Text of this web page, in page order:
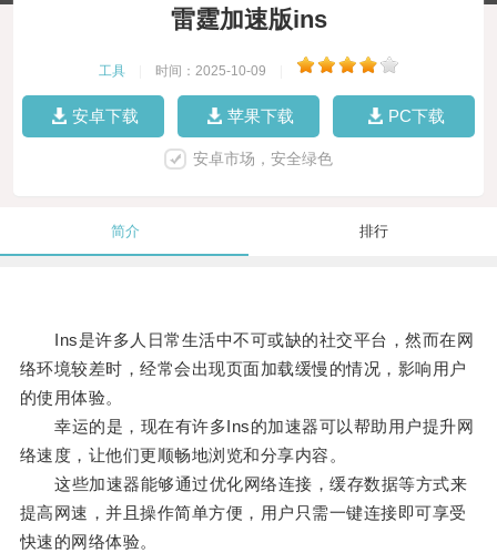
雷霆加速版ins
工具 时间：2025-10-09
安卓下载 苹果下载 PC下载
安卓市场，安全绿色
简介 排行
Ins是许多人日常生活中不可或缺的社交平台，然而在网
络环境较差时，经常会出现页面加载缓慢的情况，影响用户
的使用体验。
幸运的是，现在有许多Ins的加速器可以帮助用户提升网
络速度，让他们更顺畅地浏览和分享内容。
这些加速器能够通过优化网络连接，缓存数据等方式来
提高网速，并且操作简单方便，用户只需一键连接即可享受
快速的网络体验。